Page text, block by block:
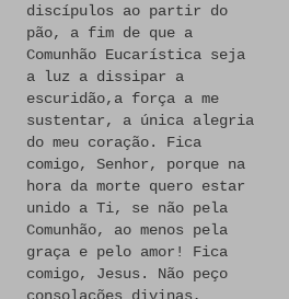
discípulos ao partir do
pão, a fim de que a
Comunhão Eucarística seja
a luz a dissipar a
escuridão,a força a me
sustentar, a única alegria
do meu coração. Fica
comigo, Senhor, porque na
hora da morte quero estar
unido a Ti, se não pela
Comunhão, ao menos pela
graça e pelo amor! Fica
comigo, Jesus. Não peço